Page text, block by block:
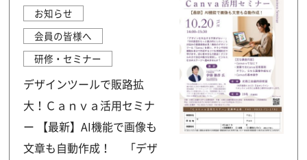
お知らせ
会員の皆様へ
研修・セミナー
デザインツールで販路拡
大！Ｃａｎｖａ活用セミナ
ー 【最新】AI機能で画像も
文章も自動作成！ 「デザ